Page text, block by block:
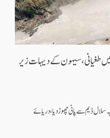
طغیانی، سیہون کے دیہات زیر
ڈیم سے پانی چھوڑ دیا، دریائے